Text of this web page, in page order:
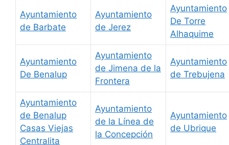
Ayuntamiento
de Barbate
Ayuntamiento
de Jerez
Ayuntamiento
De Torre
Alhaquime
Ayuntamiento
De Benalup
Ayuntamiento
de Jimena de la
Frontera
Ayuntamiento
de Trebujena
Ayuntamiento
de Benalup
Casas Viejas
Centralita
Ayuntamiento
de la Línea de
la Concepción
Ayuntamiento
de Ubrique